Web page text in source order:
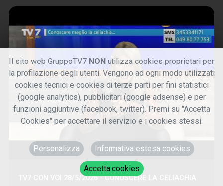
TV7 CON VOI 28/5/2026 - CONOSCERE LA CELIACHIA
Il sito web GruppoTV7 NON utilizza cookies proprietari per
la profilazione degli utenti. Vengono ad ogni modo utilizzati
cookies tecnici e cookies di terze parti per fini statistici
(google analytics), pubblicitari (google adsense) e per
funzioni aggiuntive (facebook, twitter). Premi su "Accetta
Cookies" per accettare il servizio e i cookies stessi.
Personalizza Informativa estesa cookies
Accetta cookies